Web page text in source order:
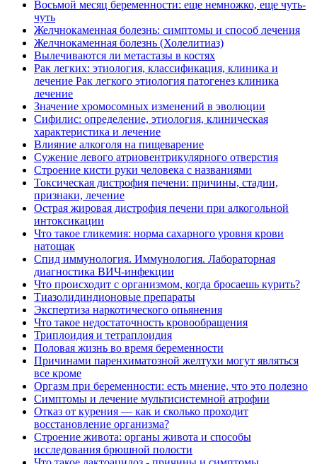
Восьмой месяц беременности: еще немножко, еще чуть-
чуть
Желчнокаменная болезнь: симптомы и способ лечения
Желчнокаменная болезнь (Холелитиаз)
Вылечиваются ли метастазы в костях
Рак легких: этиология, классификация, клиника и
лечение Рак легкого этиология патогенез клиника
лечение
Значение хромосомных изменений в эволюции
Сифилис: определение, этиология, клиническая
характеристика и лечение
Влияние алкоголя на пищеварение
Сужение левого атриовентрикулярного отверстия
Строение кисти руки человека с названиями
Токсическая дистрофия печени: причины, стадии,
признаки, лечение
Острая жировая дистрофия печени при алкогольной
интоксикации
Что такое гликемия: норма сахарного уровня крови
натощак
Спид иммунология. Иммунология. Лабораторная
диагностика ВИЧ-инфекции
Что происходит с организмом, когда бросаешь курить?
Тиазолидиндионовые препараты
Экспертиза наркотического опьянения
Что такое недостаточность кровообращения
Триплоидия и тетраплоидия
Половая жизнь во время беременности
Причинами паренхиматозной желтухи могут являться
все кроме
Оргазм при беременности: есть мнение, что это полезно
Симптомы и лечение мультисистемной атрофии
Отказ от курения — как и сколько проходит
восстановление организма?
Строение живота: органы живота и способы
исследования брюшной полости